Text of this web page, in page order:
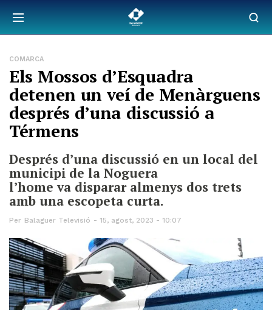
COMARCA
Els Mossos d’Esquadra
detenen un veí de Menàrguens
després d’una discussió a
Térmens
Després d’una discussió en un local del
municipi de la Noguera
l’home va disparar almenys dos trets
amb una escopeta curta.
Per Balaguer Televisió 15, agost, 2023 - 10:07